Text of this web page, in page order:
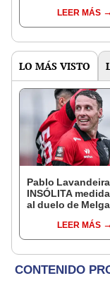
vuelva a estar"
LEER MÁS
LO MÁS VISTO
Pablo
INSÓLITA
al duelo de
ClausuraLEER MÁS